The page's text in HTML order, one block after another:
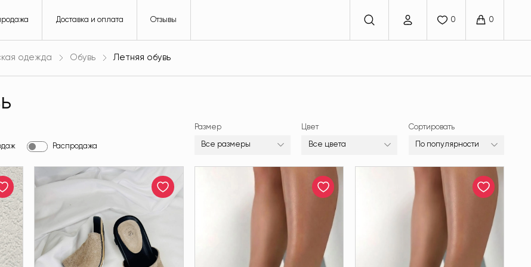
Доставка и оплата Отзывы
одежда Обувь Летняя обувь
Распродажа
Размер
Все размеры
Цвет
Все цвета
Сортировать
По популярности